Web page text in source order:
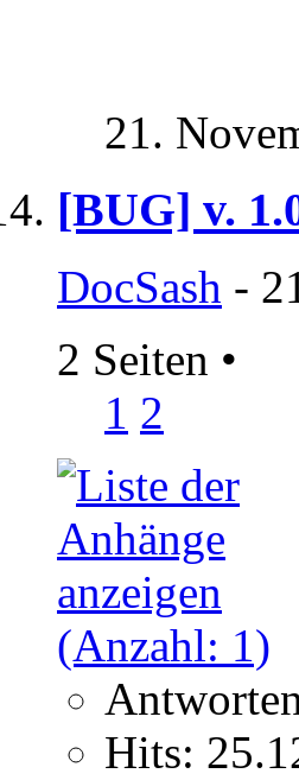
21.
[BUG] v.
DocSash -
2 Seiten •
1 2
Hits: